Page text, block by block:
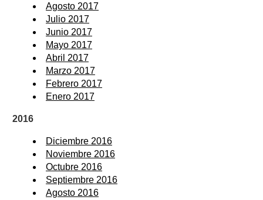
Agosto 2017
Julio 2017
Junio 2017
Mayo 2017
Abril 2017
Marzo 2017
Febrero 2017
Enero 2017
2016
Diciembre 2016
Noviembre 2016
Octubre 2016
Septiembre 2016
Agosto 2016